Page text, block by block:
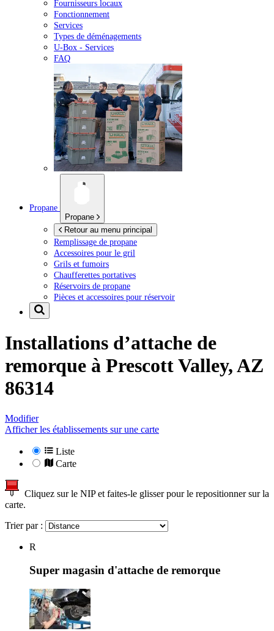
Fournisseurs locaux
Fonctionnement
Services
Types de déménagements
U-Box - Services
FAQ
Propane
Propane
Retour au menu principal
Remplissage de propane
Accessoires pour le gril
Grils et fumoirs
Chaufferettes portatives
Réservoirs de propane
Pièces et accessoires pour réservoir
Installations d’attache de
remorque à Prescott Valley, AZ
86314
Modifier
Afficher les établissements sur une carte
Liste
Carte
Cliquez sur le NIP et faites-le glisser pour le repositionner sur la
carte.
Trier par :
R
Super magasin d'attache de remorque